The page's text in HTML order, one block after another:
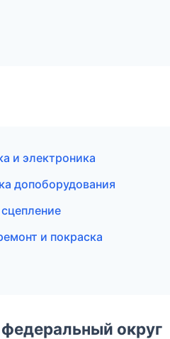
и электроника
допоборудования
и покраска
округ